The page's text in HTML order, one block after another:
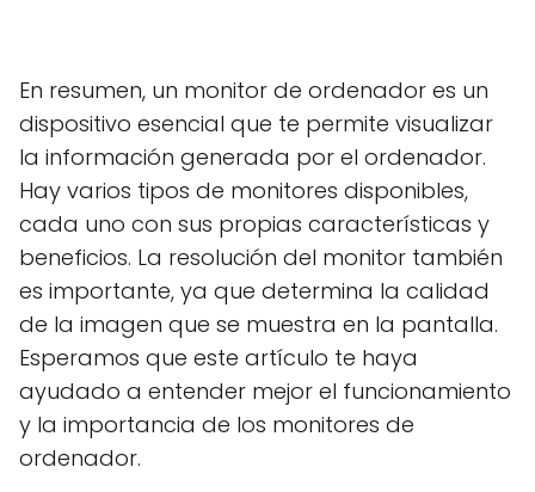
En resumen, un monitor de ordenador es un
dispositivo esencial que te permite visualizar
la información generada por el ordenador.
Hay varios tipos de monitores disponibles,
cada uno con sus propias características y
beneficios. La resolución del monitor también
es importante, ya que determina la calidad
de la imagen que se muestra en la pantalla.
Esperamos que este artículo te haya
ayudado a entender mejor el funcionamiento
y la importancia de los monitores de
ordenador.